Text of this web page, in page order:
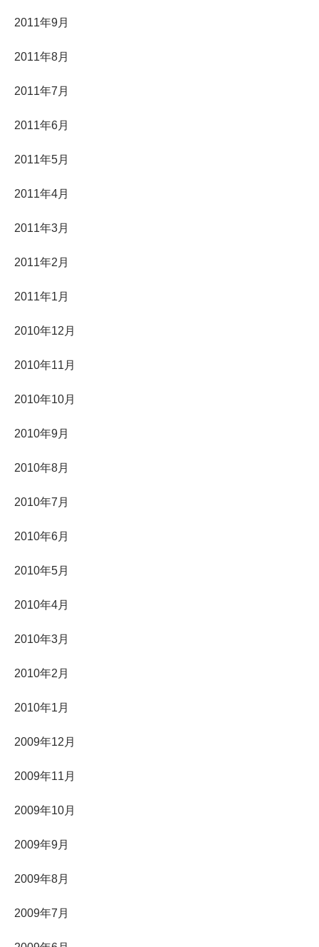
2011年9月
2011年8月
2011年7月
2011年6月
2011年5月
2011年4月
2011年3月
2011年2月
2011年1月
2010年12月
2010年11月
2010年10月
2010年9月
2010年8月
2010年7月
2010年6月
2010年5月
2010年4月
2010年3月
2010年2月
2010年1月
2009年12月
2009年11月
2009年10月
2009年9月
2009年8月
2009年7月